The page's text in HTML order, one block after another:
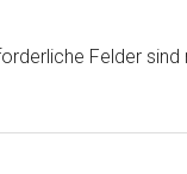
Felder sind